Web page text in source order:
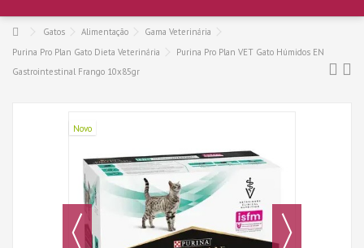
Gatos Alimentação
Gama Veterinária
Purina Pro Plan Gato Dieta Veterinária
Purina Pro Plan VET Gato Húmidos EN
Gastrointestinal Frango 10x85gr
Novo